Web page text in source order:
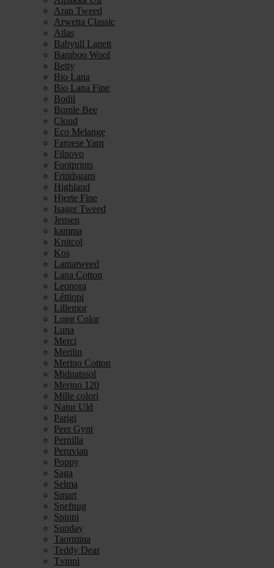
Aran Tweed
Arwetta Classic
Atlas
Babyull Lanett
Bamboo Wool
Betty
Bio Lana
Bio Lana Fine
Bodil
Bumle Bee
Cloud
Eco Melange
Faroese Yarn
Filnovo
Footprints
Fritidsgarn
Highland
Hjerte Fine
Isager Tweed
Jensen
kamma
Knitcol
Kos
Lamatweed
Lana Cotton
Leonora
Léttlopi
Lillemor
Long Color
Luna
Merci
Merilin
Merino Cotton
Midnatssol
Merino 120
Mille colori
Natur Uld
Parigi
Peer Gynt
Pernilla
Peruvian
Poppy
Saga
Selma
Smart
Snefnug
Spinni
Sunday
Taormina
Teddy Dear
Tvinni